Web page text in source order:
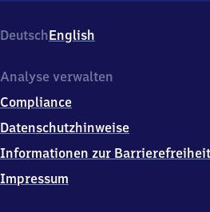
10,
8
6
6
Marktoberdorf
DeutschEnglish
Analyse verwalten
Compliance
Datenschutzhinweise
Informationen zur Barrierefreiheit
Impressum